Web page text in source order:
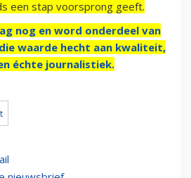
een stap voorsprong geeft.
nog en word onderdeel van
waarde hecht aan kwaliteit,
échte journalistiek.